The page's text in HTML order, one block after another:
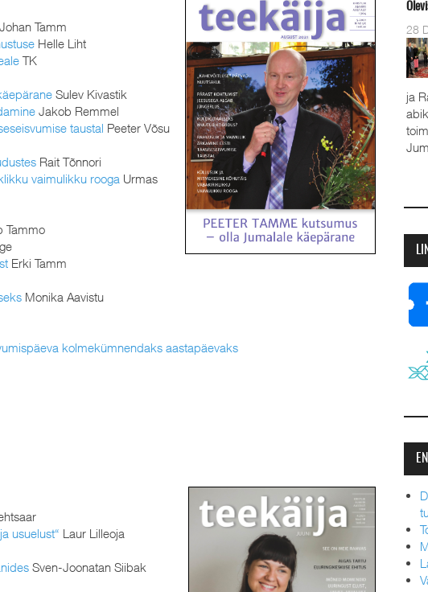
Tamm
Helle Liht
TK
Sulev Kivastik
Jakob Remmel
taustal Peeter Võsu
Rait Tõnnori
vaimulikku rooga Urmas
Tammo
Erki Tamm
Monika Aavistu
kolmekümnendaks aastapäevaks
usuelust“ Laur Lilleoja
Sven-Joonatan Siibak
28
ja